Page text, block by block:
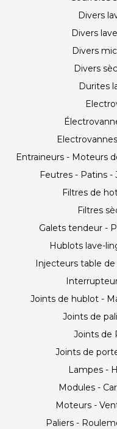
Divers
Divers
Divers
Divers
Durites
Entraineurs - Moteurs
Feutres - Patins -
Filtres de
Filtres
Galets tendeur -
Hublots lave-
Injecteurs table
Joints de hublot -
Joints de
Joints de
Joints de
Lampes -
Modules -
Moteurs -
Paliers -